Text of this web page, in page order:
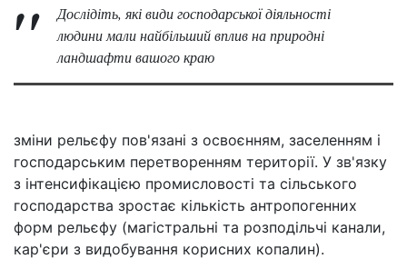
Дослідіть, які види господарської діяльності
людини мали найбільший вплив на природні
ландшафти вашого краю
зміни рельєфу пов'язані з освоєнням, заселенням і
господарським перетворенням території. У зв'язку
з інтенсифікацією промисловості та сільського
господарства зростає кількість антропогенних
форм рельєфу (магістральні та розподільчі канали,
кар'єри з видобування корисних копалин).